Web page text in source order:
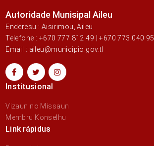
Autoridade Munisipal Aileu
Enderesu : Aisirimou, Aileu
Telefone : +670 777 812 49 | +670 773 040 95
Email : aileu@municipio.gov.tl
Institusional
Vizaun no Missaun
Membru Konselhu
Link rápidus